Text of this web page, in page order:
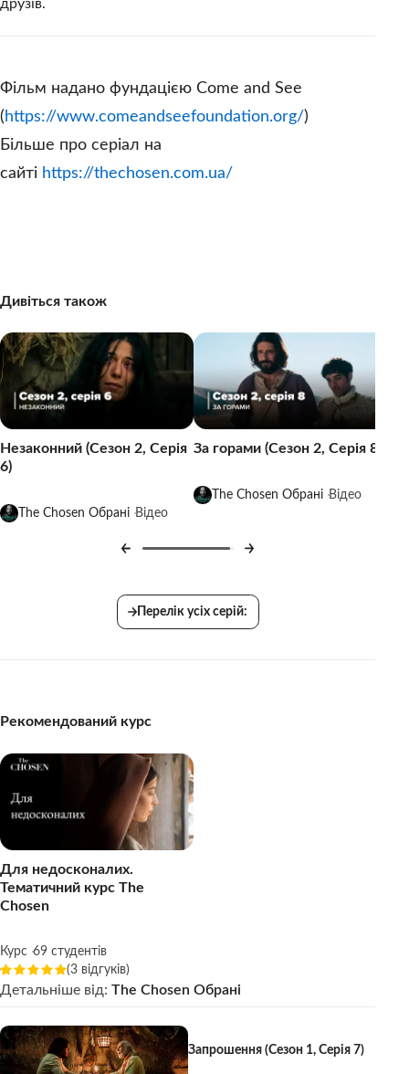
друзів.
Фільм надано фундацією Come and See
( https://www.comeandseefoundation.org/)
Більше про серіал на
сайті https://thechosen.com.ua/
Дивіться також
Незаконний (Сезон 2, Серія
6)
The Chosen Обрані Відео
За горами (Сезон 2, Серія 8)
The Chosen Обрані Відео
Перелік усіх серій:
Рекомендований курс
Для недосконалих.
Тематичний курс The
Chosen
Курс 69 студентів
(3 відгуків)
Детальніше від: The Chosen Обрані
Запрошення (Сезон 1, Серія 7)